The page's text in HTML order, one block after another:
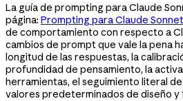
La guía de prompting para Claude
página: Prompting para Claude
de comportamiento con respecto a
cambios de prompt que vale la pena
longitud de las respuestas, la
profundidad de pensamiento, la
herramientas, el seguimiento literal
valores predeterminados de diseño